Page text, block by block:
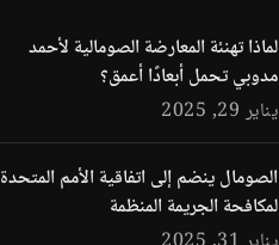
لماذا تهنئة المعارضة الصومالية لأحمد
مدوبي تحمل أبعادًا أعمق؟
يناير 29, 2025
الصومال ينضم إلى اتفاقية الأمم المتحدة
لمكافحة الجريمة المنظمة